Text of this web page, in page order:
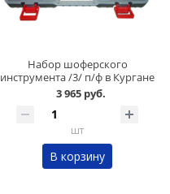
Набор шоферского
инструмента /3/ п/ф в Кургане
3 965 руб.
шт
В корзину